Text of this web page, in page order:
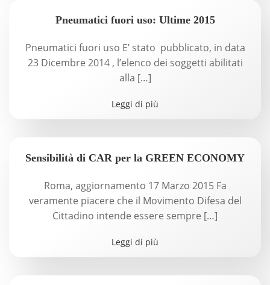
Pneumatici fuori uso: Ultime 2015
Pneumatici fuori uso E’ stato pubblicato, in data
23 Dicembre 2014 , l’elenco dei soggetti abilitati
alla […]
Leggi di più
Sensibilità di CAR per la GREEN ECONOMY
Roma, aggiornamento 17 Marzo 2015 Fa
veramente piacere che il Movimento Difesa del
Cittadino intende essere sempre […]
Leggi di più